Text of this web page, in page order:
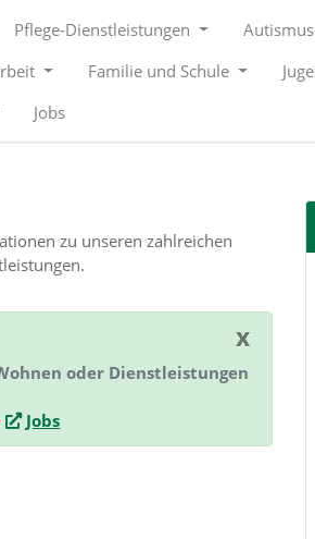
Pflege-Dienstleistungen
Familie und Schule
Jobs
zu unseren zahlreichen
x
oder Dienstleistungen
Jobs